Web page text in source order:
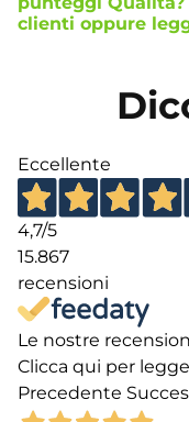
clienti oppure
Eccellente
4,7/5
15.867
recensioni
Le nostre
Clicca qui per
Precedente